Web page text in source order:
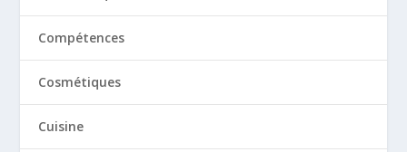
Compétences
Cosmétiques
Cuisine